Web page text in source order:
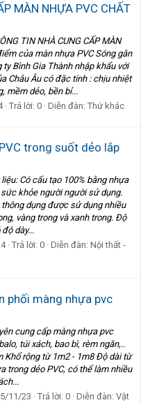
MÀN NHỰA PVC CHẤT
TIN NHÀ CUNG CẤP MÀN
của màn nhựa PVC Sóng gân
Bình Gia Thành nhập khẩu với
Châu Âu có đặc tính : chịu nhiệt
mềm dẻo, bền bỉ...
Trả lời: 0 Diễn đàn: Thứ khác
trong suốt dẻo lắp
Có cấu tạo 100% bằng nhựa
khỏe người người sử dụng.
dụng được sử dụng nhiều
vàng trong và xanh trong. Độ
dày...
Trả lời: 0 Diễn đàn: Nội thất -
phối màng nhựa pvc
cung cấp màng nhựa pvc
túi xách, bao bì, rèm ngăn,..
rộng từ 1m2 - 1m8 Độ dài từ
trong dẻo PVC, có thể làm nhiều
11/23 Trả lời: 0 Diễn đàn: Vật